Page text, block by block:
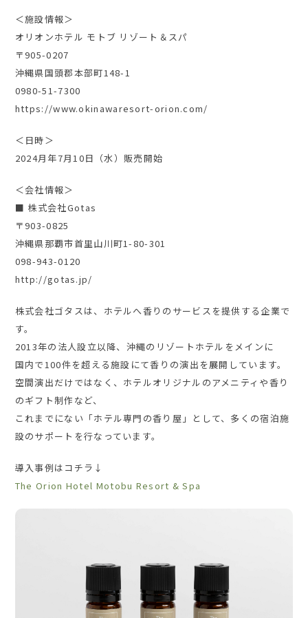
＜施設情報＞
オリオンホテル モトブ リゾート＆スパ
〒905-0207
沖縄県国頭郡本部町148-1
0980-51-7300
https://www.okinawaresort-orion.com/
＜日時＞
2024月年7月10日（水）販売開始
＜会社情報＞
■ 株式会社Gotas
〒903-0825
沖縄県那覇市首里山川町1-80-301
098-943-0120
http://gotas.jp/
株式会社ゴタスは、ホテルへ香りのサービスを提供する企業で
す。
2013年の法人設立以降、沖縄のリゾートホテルをメインに
国内で100件を超える施設にて香りの演出を展開しています。
空間演出だけではなく、ホテルオリジナルのアメニティや香り
のギフト制作など、
これまでにない「ホテル専門の香り屋」として、多くの宿泊施
設のサポートを行なっています。
導⼊事例はコチラ↓
The Orion Hotel Motobu Resort & Spa